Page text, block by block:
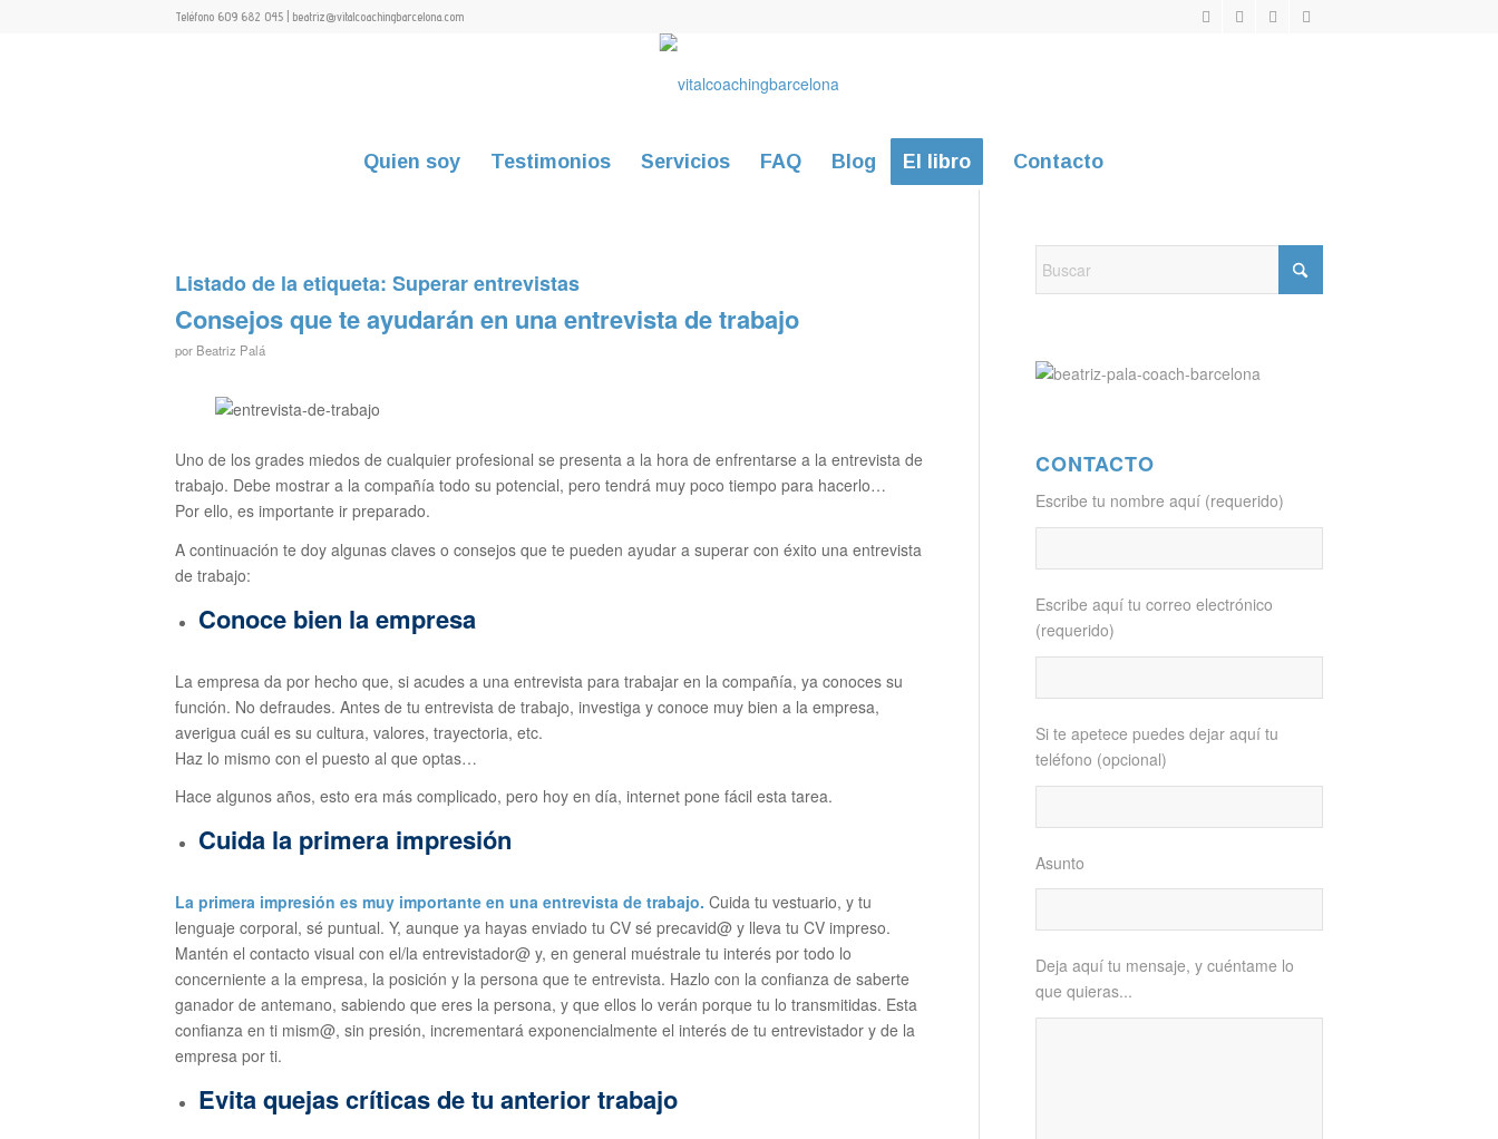
Teléfono 609 682 045 | beatriz@vitalcoachingbarcelona.com
Quien soy Testimonios Servicios FAQ Blog El libro Contacto
Listado de la etiqueta: Superar entrevistas
Consejos que te ayudarán en una entrevista de trabajo
por Beatriz Palá
Uno de los grades miedos de cualquier profesional se presenta a la hora de enfrentarse a la entrevista de
trabajo. Debe mostrar a la compañía todo su potencial, pero tendrá muy poco tiempo para hacerlo…
Por ello, es importante ir preparado.
A continuación te doy algunas claves o consejos que te pueden ayudar a superar con éxito una entrevista
de trabajo:
Conoce bien la empresa
La empresa da por hecho que, si acudes a una entrevista para trabajar en la compañía, ya conoces su
función. No defraudes. Antes de tu entrevista de trabajo, investiga y conoce muy bien a la empresa,
averigua cuál es su cultura, valores, trayectoria, etc.
Haz lo mismo con el puesto al que optas…
Hace algunos años, esto era más complicado, pero hoy en día, internet pone fácil esta tarea.
Cuida la primera impresión
La primera impresión es muy importante en una entrevista de trabajo. Cuida tu vestuario, y tu
lenguaje corporal, sé puntual. Y, aunque ya hayas enviado tu CV sé precavid@ y lleva tu CV impreso.
Mantén el contacto visual con el/la entrevistador@ y, en general muéstrale tu interés por todo lo
concerniente a la empresa, la posición y la persona que te entrevista. Hazlo con la confianza de saberte
ganador de antemano, sabiendo que eres la persona, y que ellos lo verán porque tu lo transmitidas. Esta
confianza en ti mism@, sin presión, incrementará exponencialmente el interés de tu entrevistador y de la
empresa por ti.
Evita quejas críticas de tu anterior trabajo
CONTACTO
Escribe tu nombre aquí (requerido)
Escribe aquí tu correo electrónico
(requerido)
Si te apetece puedes dejar aquí tu
teléfono (opcional)
Asunto
Deja aquí tu mensaje, y cuéntame lo
que quieras...